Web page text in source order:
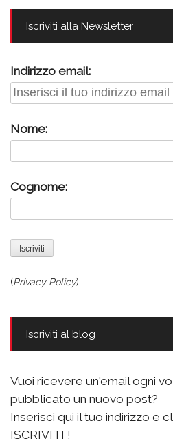
Iscriviti alla Newsletter
Indirizzo email:
Nome:
Cognome:
(Privacy Policy)
Iscriviti al blog
Vuoi ricevere un'email ogni
pubblicato un nuovo post?
Inserisci qui il tuo indirizzo e
ISCRIVITI !